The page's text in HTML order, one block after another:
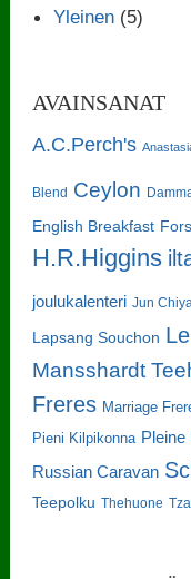
Yleinen (5)
AVAINSANAT
A.C.Perch's
Blend Ceylon
English Breakfast
H.R.Higgins
joulukalenteri Jun
Lapsang Souchon
Mansshardt
Freres Marriage
Pieni Kilpikonna Pleine
Russian Caravan
Teepolku Thehuone